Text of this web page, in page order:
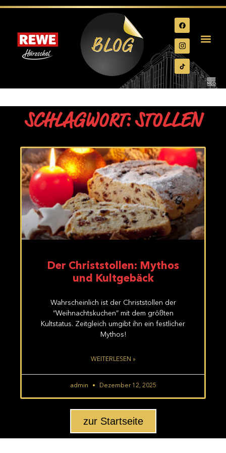
SCHLAGWORT: STOLLEN
Der Christstollen: Mythos
und Kultgebäck
Wahrscheinlich ist der Christstollen der
“Weihnachtskuchen” mit dem größten
Kultstatus. Zeitgleich umgibt ihn ein festlicher
Mythos!
WEITERLESEN »
admin Dezember 12, 2025
zur Startseite